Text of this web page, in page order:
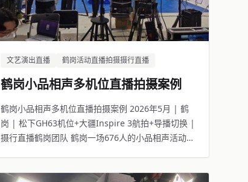
文艺演出直播 鹤岗活动直播拍摄摄行直播
鹤岗小品相声多机位直播拍摄案例
鹤岗小品相声多机位直播拍摄案例 2026年5月 | 鹤
岗 | 松下GH63机位+大疆Inspire 3航拍+导播切换 |
摄行直播鹤岗团队 鹤岗一场676人的小品相声活动，